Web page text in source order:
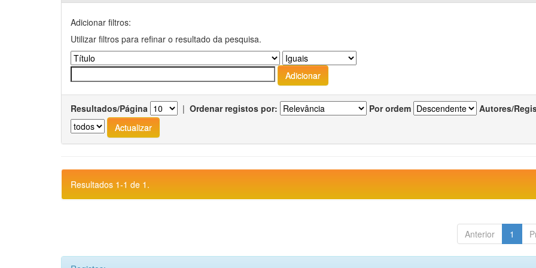
Adicionar filtros:
Utilizar filtros para refinar o resultado da pesquisa.
Resultados/Página | Ordenar registos por: Por ordem Autores/
Resultados 1-1 de 1.
Anterior 1